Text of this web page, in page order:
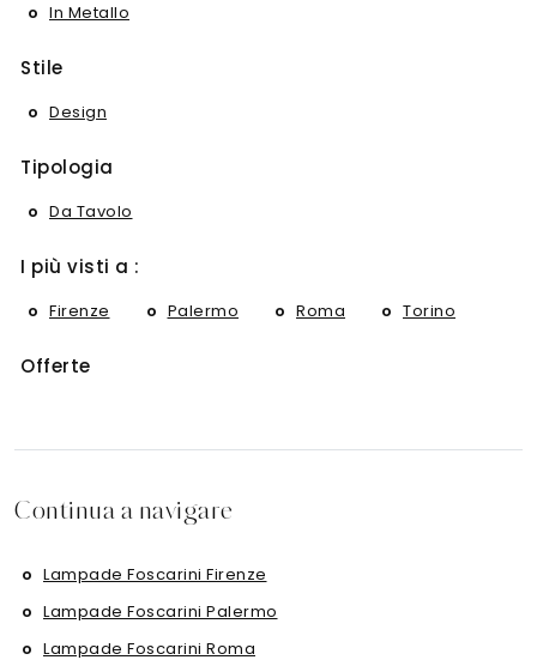
In Metallo
Stile
Design
Tipologia
Da Tavolo
I più visti a :
Firenze Palermo Roma Torino
Offerte
Continua a navigare
Lampade Foscarini Firenze
Lampade Foscarini Palermo
Lampade Foscarini Roma